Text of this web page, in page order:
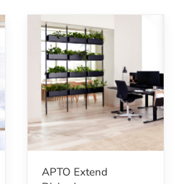
APTO Extend